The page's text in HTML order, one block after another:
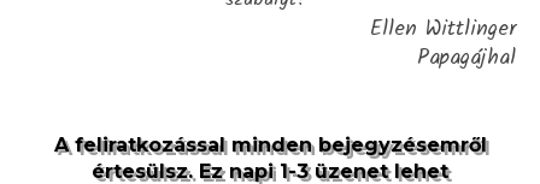
Ellen Wittlinger
Papagájhal
A feliratkozással minden bejegyzésemről
értesülsz. Ez napi 1-3 üzenet lehet